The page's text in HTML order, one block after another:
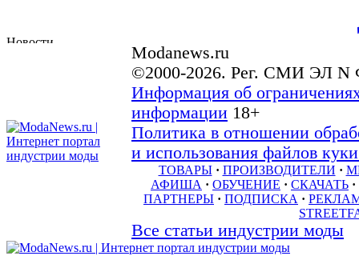
Modanews.ru
©2000-2026. Рег. СМИ ЭЛ N
Информация об
информации 18+
Политика в отношении
и использования файлов
ТОВАРЫ · ПРОИЗВОДИТЕЛИ ·
АФИША · ОБУЧЕНИЕ · СКАЧАТЬ ·
ПАРТНЕРЫ · ПОДПИСКА ·
Все статьи индустрии моды